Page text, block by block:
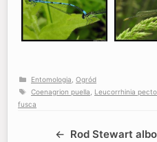
Kategorie
Entomologia Ogród
Tagi
Coenagrion puella Leucorrhinia
fusca
Rod Stewart